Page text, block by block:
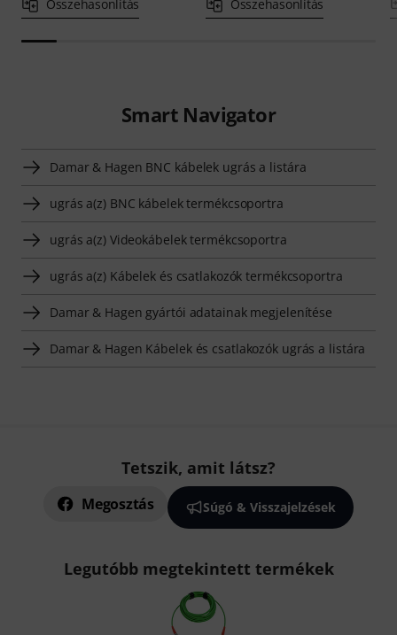
Összehasonlítás Összehasonlítás
Smart Navigator
Damar & Hagen BNC kábelek ugrás a listára
ugrás a(z) BNC kábelek termékcsoportra
ugrás a(z) Videokábelek termékcsoportra
ugrás a(z) Kábelek és csatlakozók termékcsoportra
Damar & Hagen gyártói adatainak megjelenítése
Damar & Hagen Kábelek és csatlakozók ugrás a listára
Tetszik, amit látsz?
Megosztás Súgó & Visszajelzések
Legutóbb megtekintett termékek